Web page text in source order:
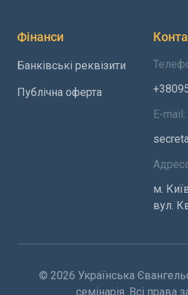
Фінанси
Банківські реквізити
Публічна оферта
E-mail:
м.
вул.
© 2026 Українська
семінарія. Всі права